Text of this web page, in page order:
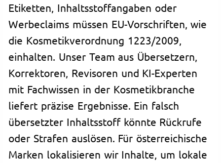
Etiketten, Inhaltsstoffangaben oder
Werbeclaims müssen EU-Vorschriften, wie
die Kosmetikverordnung 1223/2009,
einhalten. Unser Team aus Übersetzern,
Korrektoren, Revisoren und KI-Experten
mit Fachwissen in der Kosmetikbranche
liefert präzise Ergebnisse. Ein falsch
übersetzter Inhaltsstoff könnte Rückrufe
oder Strafen auslösen. Für österreichische
Marken lokalisieren wir Inhalte, um lokale